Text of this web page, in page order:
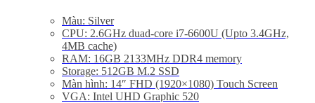
Màu: Silver
CPU: 2.6GHz duad-core i7-6600U (Upto 3.4GHz,
4MB cache)
RAM: 16GB 2133MHz DDR4 memory
Storage: 512GB M.2 SSD
Màn hình: 14″ FHD (1920×1080) Touch Screen
VGA: Intel UHD Graphic 520